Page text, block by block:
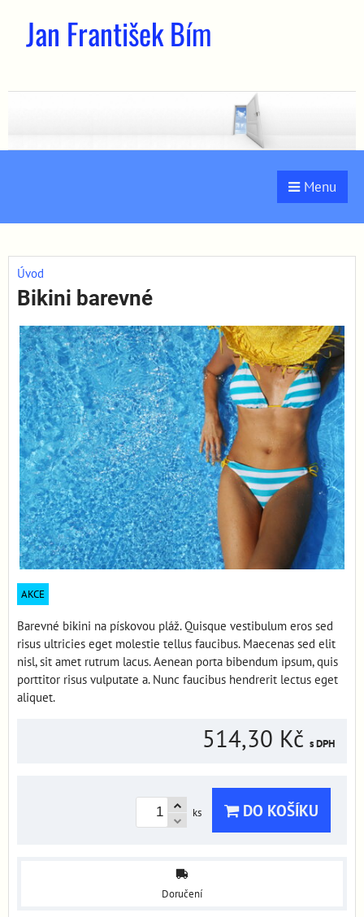
Jan František Bím
Menu
Úvod
Bikini barevné
AKCE
Barevné bikini na pískovou pláž. Quisque vestibulum eros sed
risus ultricies eget molestie tellus faucibus. Maecenas sed elit
nisl, sit amet rutrum lacus. Aenean porta bibendum ipsum, quis
porttitor risus vulputate a. Nunc faucibus hendrerit lectus eget
aliquet.
514,30 Kč s DPH
ks DO KOŠÍKU
Doručení